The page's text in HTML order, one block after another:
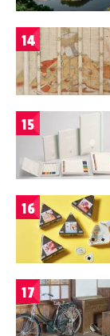
14
15
16
17